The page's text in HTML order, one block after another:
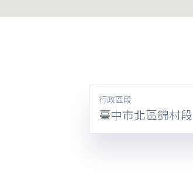
行政區段
臺中市北區錦村段